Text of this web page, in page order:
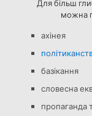
Для більш
можна
ахінея
базікання
словесна
пропаганда